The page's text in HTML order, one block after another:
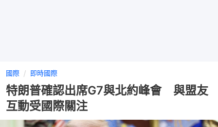
國際 即時國際
特朗普確認出席G7與北約峰會 與盟友
互動受國際關注